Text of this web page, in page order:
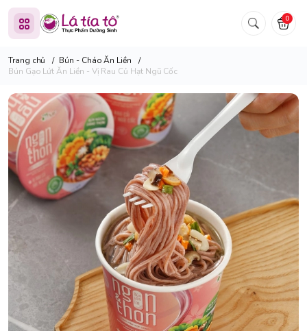
0
Trang chủ / Bún - Cháo Ăn Liền
/
Bún Gạo Lứt Ăn Liền - Vị Rau Củ Hạt Ngũ Cốc